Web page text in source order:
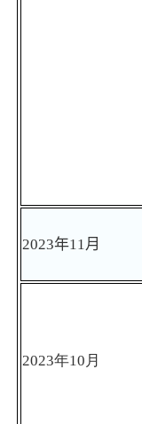
2023年11 月
2023年10 月